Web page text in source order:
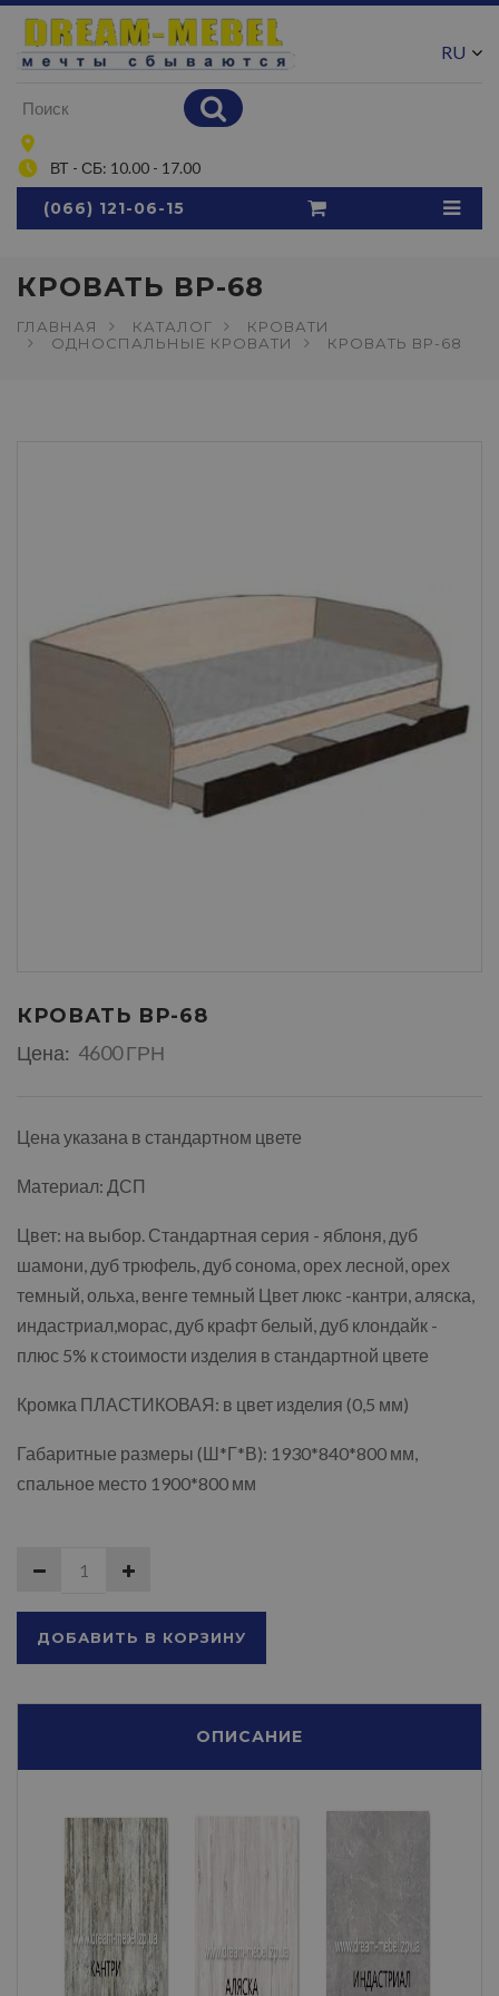
ВТ - СБ: 10.00 - 17.00
RU
(066) 121-06-15
КРОВАТЬ ВР-68
ГЛАВНАЯ КАТАЛОГ
КРОВАТИ
ОДНОСПАЛЬНЫЕ КРОВАТИ
КРОВАТЬ ВР-68
КРОВАТЬ ВР-68
Цена: 4600 ГРН
Цена указана в стандартном цвете
Материал: ДСП
Цвет: на выбор. Стандартная серия - яблоня, дуб
шамони, дуб трюфель, дуб сонома, орех лесной, орех
темный, ольха, венге темный Цвет люкс -кантри, аляска,
индастриал,морас, дуб крафт белый, дуб клондайк -
плюс 5% к стоимости изделия в стандартной цвете
Кромка ПЛАСТИКОВАЯ: в цвет изделия (0,5 мм)
Габаритные размеры (Ш*Г*В): 1930*840*800 мм,
спальное место 1900*800 мм
ДОБАВИТЬ В КОРЗИНУ
ОПИСАНИЕ